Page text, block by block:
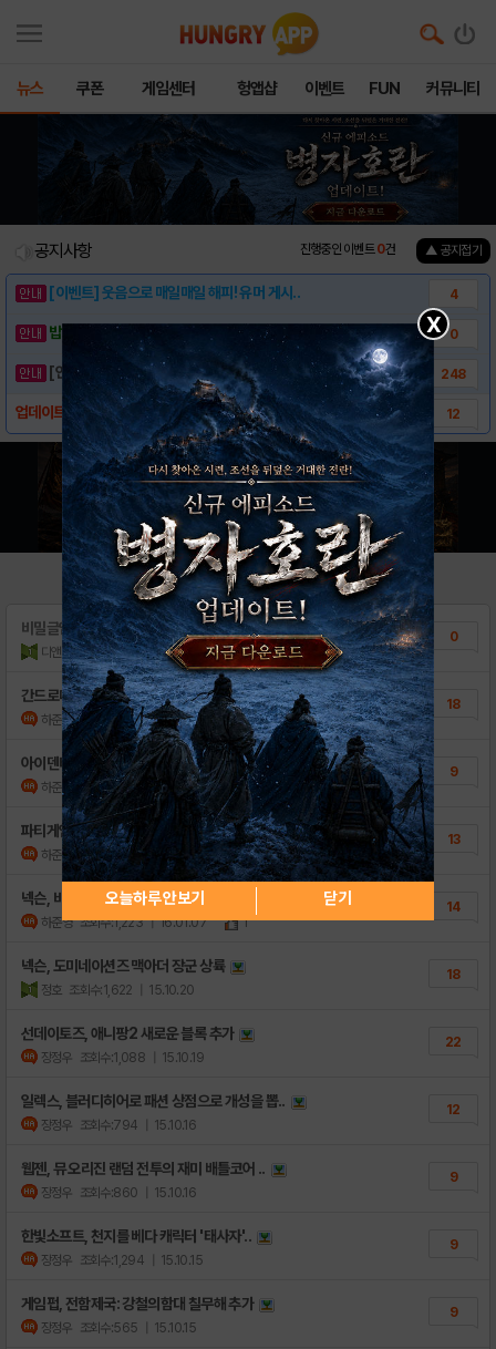
뉴스 쿠폰 게임센터 헝앱샵 이벤트 FUN 커뮤니티
공지사항 진행중인 이벤트0건 ▲ 공지접기
[이벤트] 웃음으로 매일매일 해피! 유머 게시.. 4
밥알이의 헝앱통신 ⑲ “밥알이, 드디어 멀티를.. 0
[안내] 헝그리앱 필수 상식! 밥알 획득 안내.. 248
업데이트 소식 작성 전에 꼭 참고해주세요! 12
비밀글입니다.
디앤디드림 조회수:19 | 16.04.26
0
간드로메다, 로마시대 서버패권전 업데이트
하준영 조회수:1,354 | 16.01.07 1
18
아이덴티티모바일, 루나전기 길드 시스템 업데이..
하준영 조회수:1,494 | 16.01.07 1
9
파티게임즈, 아이러브파스타 for Kakao ..
하준영 조회수:852 | 16.01.07 1
13
넥슨, 바람의 나라 신규 지역과 던전 추가
하준영 조회수:1,223 | 16.01.07 1
14
넥슨, 도미네이션즈 맥아더 장군 상륙
정호 조회수:1,622 | 15.10.20
18
선데이토즈, 애니팡2 새로운 블록 추가
장정우 조회수:1,088 | 15.10.19
22
일렉스, 블러디히어로 패션 상점으로 개성을 뽑..
장정우 조회수:794 | 15.10.16
12
웹젠, 뮤 오리진 랜덤 전투의 재미 배틀코어 ..
장정우 조회수:860 | 15.10.16
9
한빛소프트, 천지를 베다 캐릭터 '태사자'..
장정우 조회수:1,294 | 15.10.15
9
게임펍, 전함제국: 강철의함대 칠무해 추가
장정우 조회수:565 | 15.10.15
9
X
오늘하루 안보기 닫기